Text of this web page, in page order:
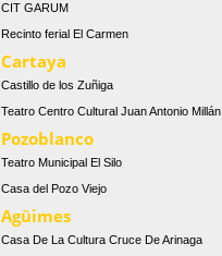
CIT GARUM
Recinto ferial El Carmen
Cartaya
Castillo de los Zuñiga
Teatro Centro Cultural Juan Antonio Millán
Pozoblanco
Teatro Municipal El Silo
Casa del Pozo Viejo
Agüimes
Casa De La Cultura Cruce De Arinaga